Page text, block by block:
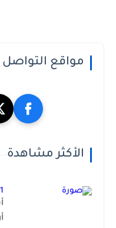
مواقع التواصل
الأكثر مشاهدة